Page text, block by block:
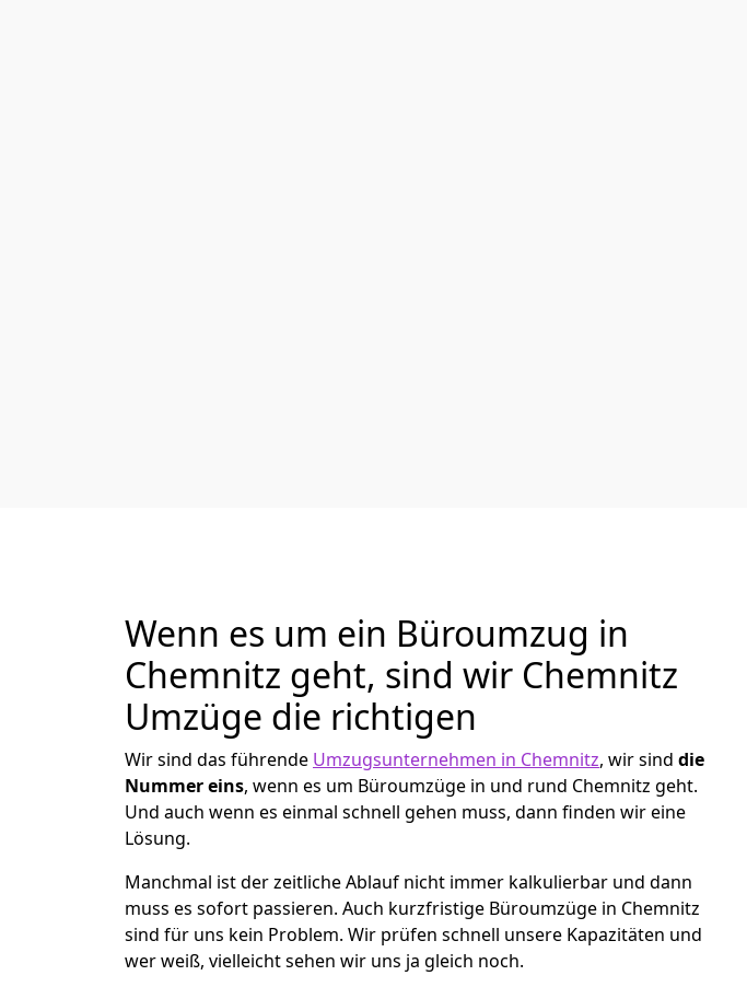
Wenn es um ein Büroumzug in
Chemnitz geht, sind wir Chemnitz
Umzüge die richtigen
Wir sind das führende Umzugsunternehmen in Chemnitz, wir sind die
Nummer eins, wenn es um Büroumzüge in und rund Chemnitz geht.
Und auch wenn es einmal schnell gehen muss, dann finden wir eine
Lösung.
Manchmal ist der zeitliche Ablauf nicht immer kalkulierbar und dann
muss es sofort passieren. Auch kurzfristige Büroumzüge in Chemnitz
sind für uns kein Problem. Wir prüfen schnell unsere Kapazitäten und
wer weiß, vielleicht sehen wir uns ja gleich noch.